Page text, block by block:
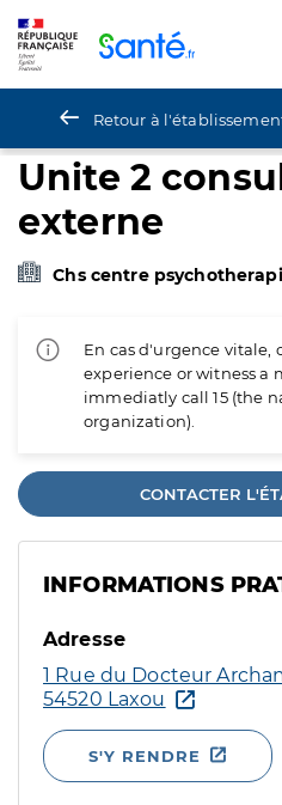
Retour à
Unite 2
externe
Chs centre
En cas d'urgence vitale,
experience or witness a
immediatly call 15 (the
organization).
CONTACTER
INFORMATIONS
Adresse
1 Rue du Docteur
54520 Laxou
S'Y RENDRE